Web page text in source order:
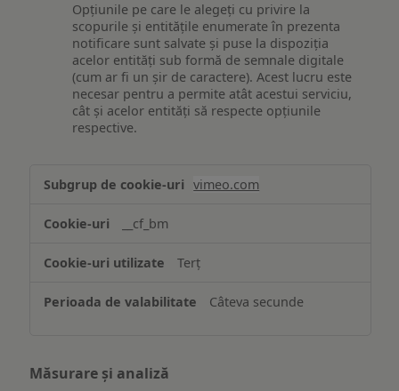
Opțiunile pe care le alegeți cu privire la
scopurile și entitățile enumerate în prezenta
notificare sunt salvate și puse la dispoziția
acelor entități sub formă de semnale digitale
(cum ar fi un șir de caractere). Acest lucru este
necesar pentru a permite atât acestui serviciu,
cât și acelor entități să respecte opțiunile
respective.
Asigurarea
funcționalităților
website-
ului
vimeo.com
__cf_bm
Terț
Câteva secunde
Măsurare și analiză